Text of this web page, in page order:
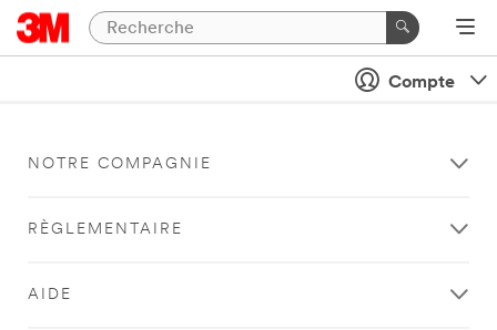
Compte
NOTRE COMPAGNIE
RÈGLEMENTAIRE
AIDE